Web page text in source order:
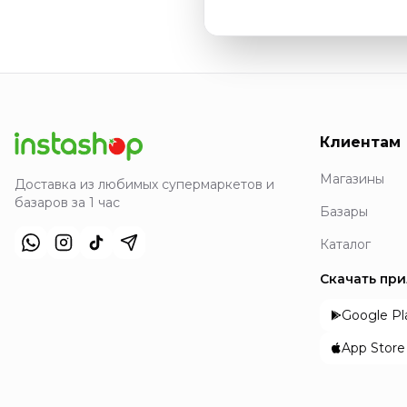
Доставка из любимых супермаркетов и
базаров за 1 час
Клиентам
Магазины
Базары
Каталог
Скачать
Google
App Store